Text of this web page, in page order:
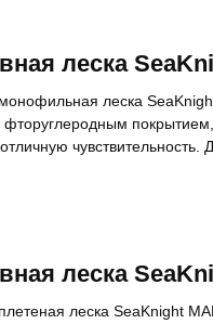
леска
леска
леска
леска SeaKnight